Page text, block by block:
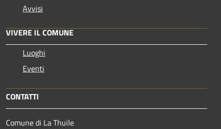
Avvisi
VIVERE IL COMUNE
Luoghi
Eventi
CONTATTI
Comune di La Thuile